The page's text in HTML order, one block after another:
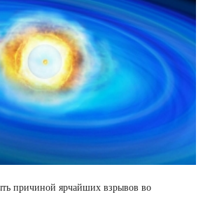
причиной ярчайших взрывов во